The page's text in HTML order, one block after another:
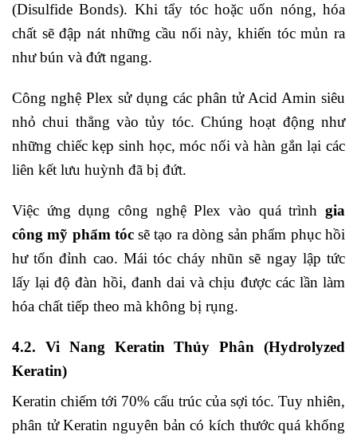
(Disulfide Bonds). Khi tẩy tóc hoặc uốn nóng, hóa
chất sẽ đập nát những cầu nối này, khiến tóc mủn ra
như bún và đứt ngang.
Công nghệ Plex sử dụng các phân tử Acid Amin siêu
nhỏ chui thẳng vào tủy tóc. Chúng hoạt động như
những chiếc kẹp sinh học, móc nối và hàn gắn lại các
liên kết lưu huỳnh đã bị đứt.
Việc ứng dụng công nghệ Plex vào quá trình gia
công mỹ phẩm tócsẽ tạo ra dòng sản phẩm phục hồi
hư tổn đỉnh cao. Mái tóc cháy nhũn sẽ ngay lập tức
lấy lại độ đàn hồi, đanh dai và chịu được các lần làm
hóa chất tiếp theo mà không bị rụng.
4.2. Vi Nang Keratin Thủy Phân (Hydrolyzed
Keratin)
Keratin chiếm tới 70% cấu trúc của sợi tóc. Tuy nhiên,
phân tử Keratin nguyên bản có kích thước quá khổng